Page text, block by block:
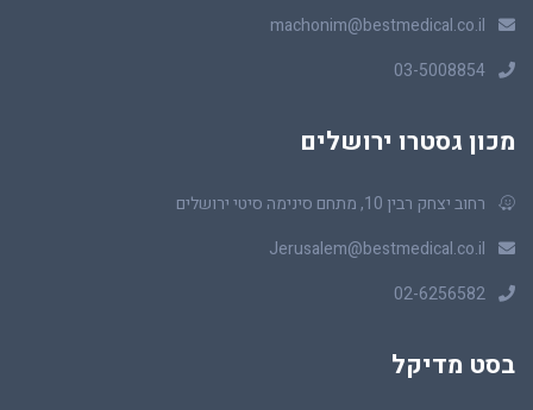
machonim@bestmedical.co.il
03-5008854
מכון גסטרו ירושלים
רחוב יצחק רבין 10, מתחם סינימה סיטי ירושלים
Jerusalem@bestmedical.co.il
02-6256582
בסט מדיקל